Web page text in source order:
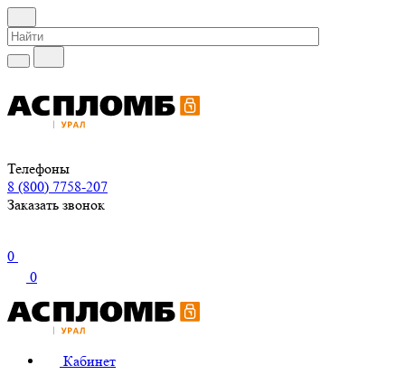
Телефоны
8 (800) 7758-207
Заказать звонок
0
0
Кабинет